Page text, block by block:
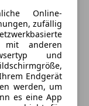
Online-
zufällig
mit anderen
und
Endgerät
werden, um
es eine App